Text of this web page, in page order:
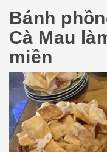
Bánh
Cà Mau
miền